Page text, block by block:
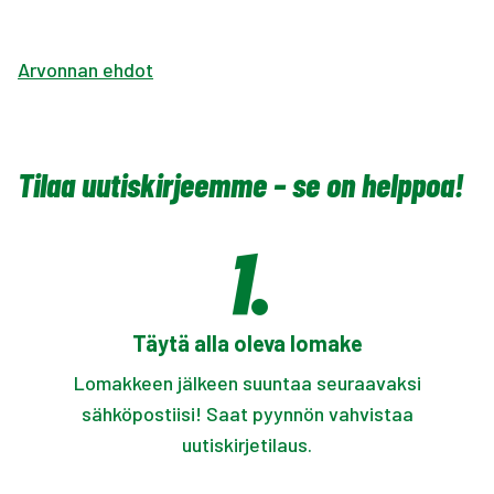
Arvonnan ehdot
Tilaa uutiskirjeemme – se on helppoa!
Täytä alla oleva lomake
Lomakkeen jälkeen suuntaa seuraavaksi
sähköpostiisi! Saat pyynnön vahvistaa
uutiskirjetilaus.